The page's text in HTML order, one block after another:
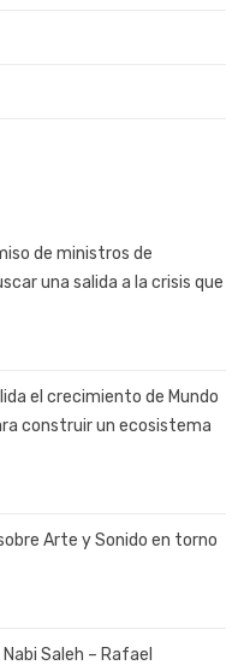
de ministros de
una salida a la crisis que
el crecimiento de Mundo
construir un ecosistema
Arte y Sonido en torno
Saleh – Rafael